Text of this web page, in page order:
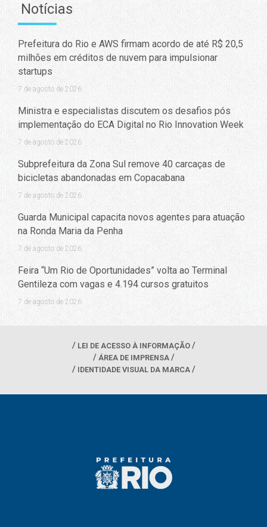
Notícias
Prefeitura do Rio e AWS firmam acordo de até R$ 20,5
milhões em créditos de nuvem para impulsionar
startups
7 de agosto de 2026
Ministra e especialistas discutem os desafios pós
implementação do ECA Digital no Rio Innovation Week
7 de agosto de 2026
Subprefeitura da Zona Sul remove 40 carcaças de
bicicletas abandonadas em Copacabana
7 de agosto de 2026
Guarda Municipal capacita novos agentes para atuação
na Ronda Maria da Penha
7 de agosto de 2026
Feira “Um Rio de Oportunidades” volta ao Terminal
Gentileza com vagas e 4.194 cursos gratuitos
7 de agosto de 2026
LEI DE ACESSO À INFORMAÇÃO
ÁREA DE IMPRENSA
IDENTIDADE VISUAL DA MARCA